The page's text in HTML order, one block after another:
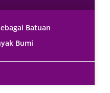
Batuan
Bumi